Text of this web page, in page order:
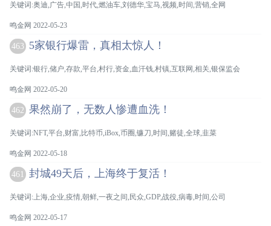
关键词:奥迪,广告,中国,时代,燃油车,刘德华,宝马,视频,时间,营销,全网
鸣金网 2022-05-23
463 5家银行爆雷，真相太惊人！
关键词:银行,储户,存款,平台,村行,资金,血汗钱,村镇,互联网,相关,银保监会
鸣金网 2022-05-20
462 果然崩了，无数人惨遭血洗！
关键词:NFT,平台,财富,比特币,iBox,币圈,镰刀,时间,赌徒,全球,韭菜
鸣金网 2022-05-18
461 封城49天后，上海终于复活！
关键词:上海,企业,疫情,朝鲜,一夜之间,民众,GDP,战役,病毒,时间,公司
鸣金网 2022-05-17